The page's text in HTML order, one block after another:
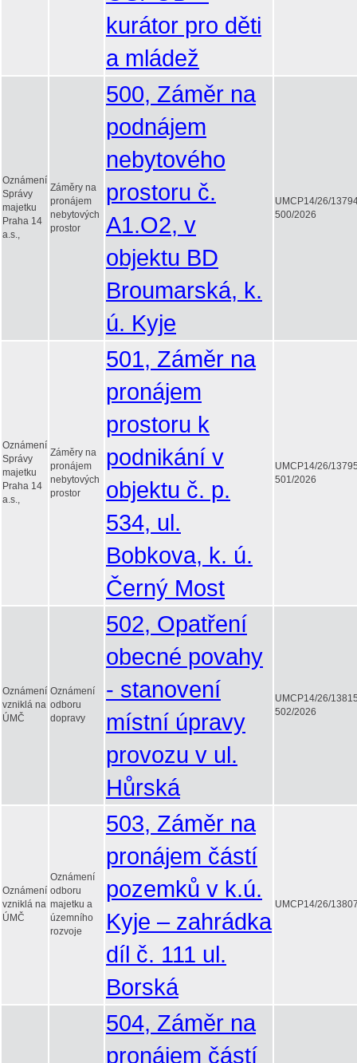
kurátor pro děti
a mládež
Oznámení
Správy
majetku
Praha 14
a.s.,
Záměry na
pronájem
nebytových
prostor
500, Záměr na
podnájem
nebytového
prostoru č.
A1.O2, v
objektu BD
Broumarská, k.
ú. Kyje
UMCP14/26/
500/2026
Oznámení
Správy
majetku
Praha 14
a.s.,
Záměry na
pronájem
nebytových
prostor
501, Záměr na
pronájem
prostoru k
podnikání v
objektu č. p.
534, ul.
Bobkova, k. ú.
Černý Most
UMCP14/26/
501/2026
Oznámení
vzniklá na
ÚMČ
Oznámení
odboru
dopravy
502, Opatření
obecné povahy
- stanovení
místní úpravy
provozu v ul.
Hůrská
UMCP14/26/
502/2026
Oznámení
vzniklá na
ÚMČ
Oznámení
odboru
majetku a
územního
rozvoje
503, Záměr na
pronájem částí
pozemků v k.ú.
Kyje – zahrádka
díl č. 111 ul.
Borská
UMCP14/26/
504, Záměr na
pronájem částí